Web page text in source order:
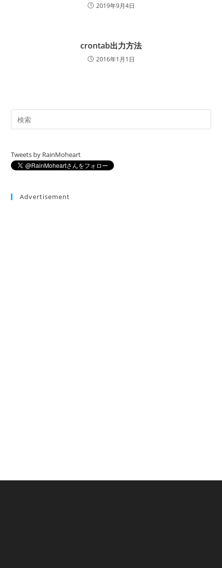
2019年9月4日
crontab出力方法
2016年1月1日
Tweets by RainMoheart
Advertisement